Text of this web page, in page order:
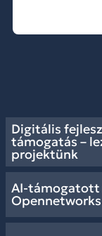
Digitális
támogatás –
projektünk
AI-támogatott